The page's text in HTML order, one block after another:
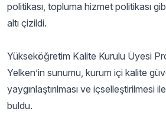
politikası, topluma hizmet politikası
altı çizildi.
Yükseköğretim Kalite Kurulu Üyesi
Yelken’in sunumu, kurum içi kalite
yaygınlaştırılması ve içselleştirilmesi
buldu.